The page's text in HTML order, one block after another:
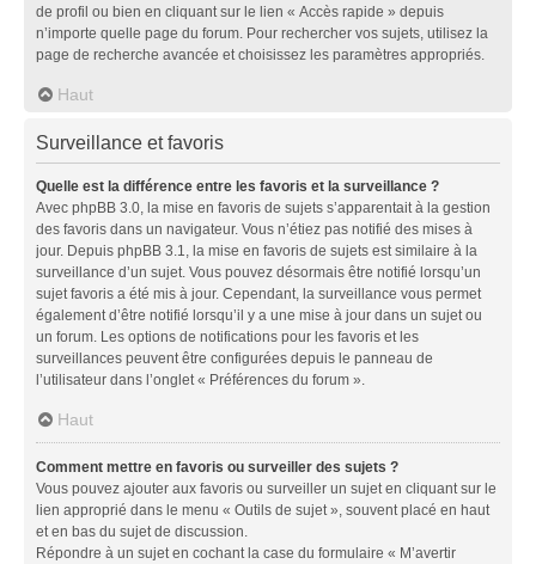
de profil ou bien en cliquant sur le lien « Accès rapide » depuis
n’importe quelle page du forum. Pour rechercher vos sujets, utilisez la
page de recherche avancée et choisissez les paramètres appropriés.
Haut
Surveillance et favoris
Quelle est la différence entre les favoris et la surveillance ?
Avec phpBB 3.0, la mise en favoris de sujets s’apparentait à la gestion
des favoris dans un navigateur. Vous n’étiez pas notifié des mises à
jour. Depuis phpBB 3.1, la mise en favoris de sujets est similaire à la
surveillance d’un sujet. Vous pouvez désormais être notifié lorsqu’un
sujet favoris a été mis à jour. Cependant, la surveillance vous permet
également d’être notifié lorsqu’il y a une mise à jour dans un sujet ou
un forum. Les options de notifications pour les favoris et les
surveillances peuvent être configurées depuis le panneau de
l’utilisateur dans l’onglet « Préférences du forum ».
Haut
Comment mettre en favoris ou surveiller des sujets ?
Vous pouvez ajouter aux favoris ou surveiller un sujet en cliquant sur le
lien approprié dans le menu « Outils de sujet », souvent placé en haut
et en bas du sujet de discussion.
Répondre à un sujet en cochant la case du formulaire « M’avertir